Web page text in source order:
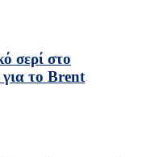
σερί στο
το Brent